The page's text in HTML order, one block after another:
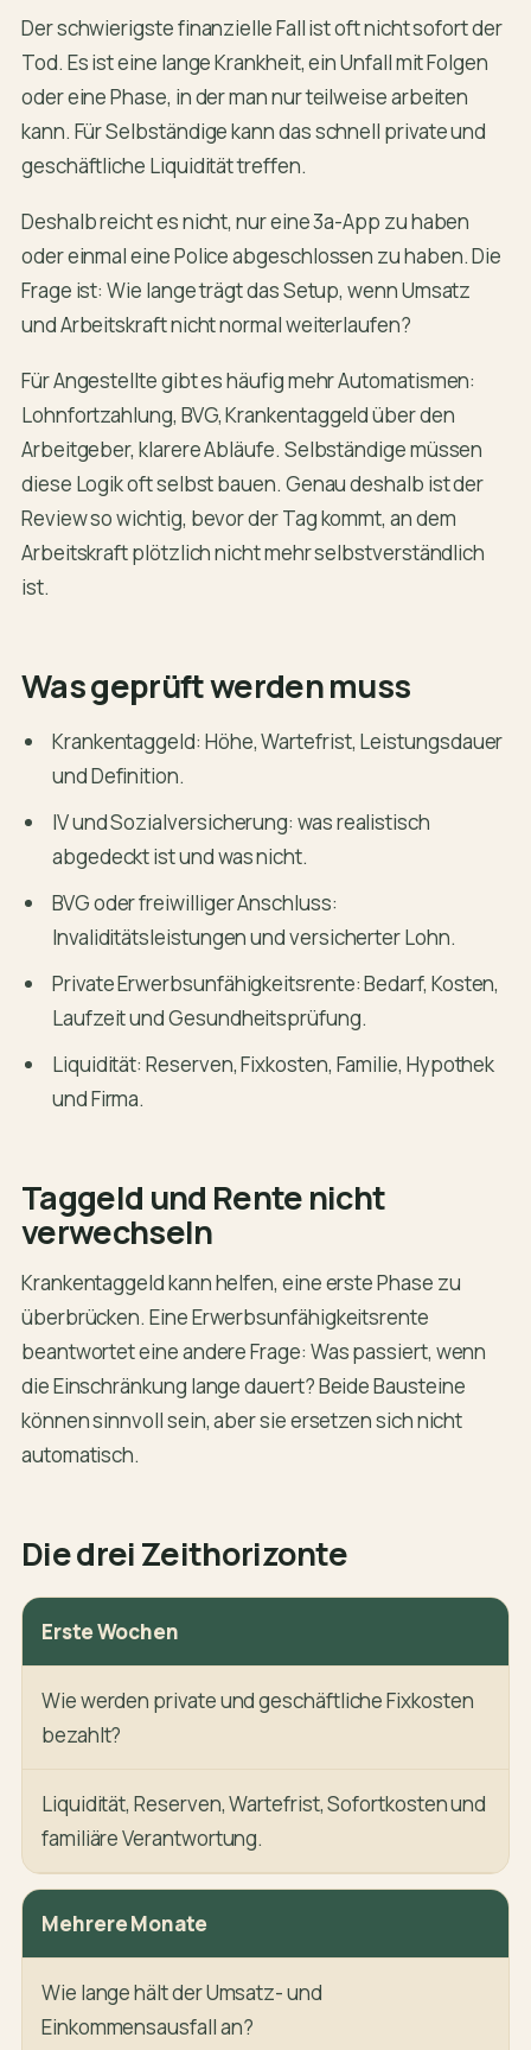
Der schwierigste finanzielle Fall ist oft nicht sofort der
Tod. Es ist eine lange Krankheit, ein Unfall mit Folgen
oder eine Phase, in der man nur teilweise arbeiten
kann. Für Selbständige kann das schnell private und
geschäftliche Liquidität treffen.
Deshalb reicht es nicht, nur eine 3a-App zu haben
oder einmal eine Police abgeschlossen zu haben. Die
Frage ist: Wie lange trägt das Setup, wenn Umsatz
und Arbeitskraft nicht normal weiterlaufen?
Für Angestellte gibt es häufig mehr Automatismen:
Lohnfortzahlung, BVG, Krankentaggeld über den
Arbeitgeber, klarere Abläufe. Selbständige müssen
diese Logik oft selbst bauen. Genau deshalb ist der
Review so wichtig, bevor der Tag kommt, an dem
Arbeitskraft plötzlich nicht mehr selbstverständlich
ist.
Was geprüft werden muss
Krankentaggeld: Höhe, Wartefrist, Leistungsdauer
und Definition.
IV und Sozialversicherung: was realistisch
abgedeckt ist und was nicht.
BVG oder freiwilliger Anschluss:
Invaliditätsleistungen und versicherter Lohn.
Private Erwerbsunfähigkeitsrente: Bedarf, Kosten,
Laufzeit und Gesundheitsprüfung.
Liquidität: Reserven, Fixkosten, Familie, Hypothek
und Firma.
Taggeld und Rente nicht
verwechseln
Krankentaggeld kann helfen, eine erste Phase zu
überbrücken. Eine Erwerbsunfähigkeitsrente
beantwortet eine andere Frage: Was passiert, wenn
die Einschränkung lange dauert? Beide Bausteine
können sinnvoll sein, aber sie ersetzen sich nicht
automatisch.
Die drei Zeithorizonte
Erste Wochen
Wie werden private und geschäftliche Fixkosten
bezahlt?
Liquidität, Reserven, Wartefrist, Sofortkosten und
familiäre Verantwortung.
Mehrere Monate
Wie lange hält der Umsatz- und
Einkommensausfall an?